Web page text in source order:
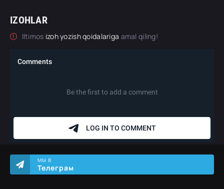
IZOHLAR
Iltimos izoh yozish qoidalariga amal qiling!
МЫ В
Телеграм